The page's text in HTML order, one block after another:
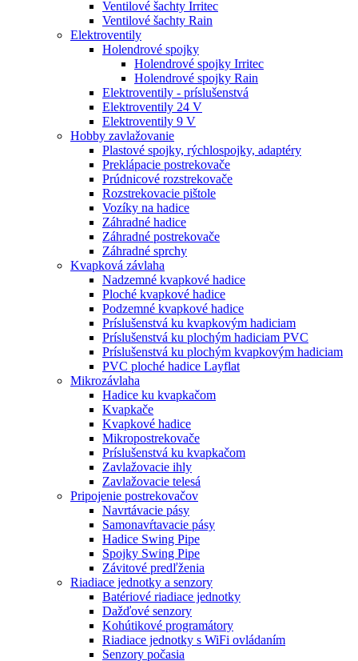
Ventilové šachty Irritec
Ventilové šachty Rain
Elektroventily
Holendrové spojky
Holendrové spojky Irritec
Holendrové spojky Rain
Elektroventily - príslušenstvá
Elektroventily 24 V
Elektroventily 9 V
Hobby zavlažovanie
Plastové spojky, rýchlospojky, adaptéry
Preklápacie postrekovače
Prúdnicové rozstrekovače
Rozstrekovacie pištole
Vozíky na hadice
Záhradné hadice
Záhradné postrekovače
Záhradné sprchy
Kvapková závlaha
Nadzemné kvapkové hadice
Ploché kvapkové hadice
Podzemné kvapkové hadice
Príslušenstvá ku kvapkovým hadiciam
Príslušenstvá ku plochým hadiciam PVC
Príslušenstvá ku plochým kvapkovým hadiciam
PVC ploché hadice Layflat
Mikrozávlaha
Hadice ku kvapkačom
Kvapkače
Kvapkové hadice
Mikropostrekovače
Príslušenstvá ku kvapkačom
Zavlažovacie ihly
Zavlažovacie telesá
Pripojenie postrekovačov
Navrtávacie pásy
Samonavŕtavacie pásy
Hadice Swing Pipe
Spojky Swing Pipe
Závitové predľženia
Riadiace jednotky a senzory
Batériové riadiace jednotky
Dažďové senzory
Kohútikové programátory
Riadiace jednotky s WiFi ovládaním
Senzory počasia